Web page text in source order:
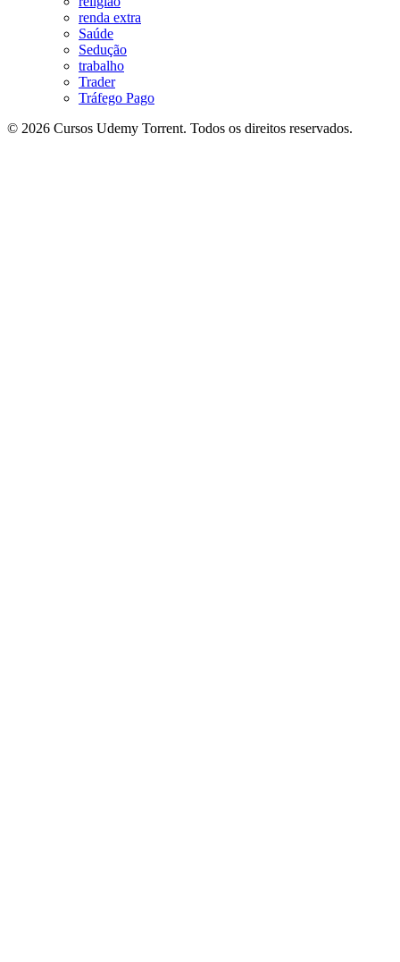
renda extra
Saúde
Sedução
trabalho
Trader
Tráfego Pago
© 2026 Cursos Udemy Torrent. Todos os direitos reservados.